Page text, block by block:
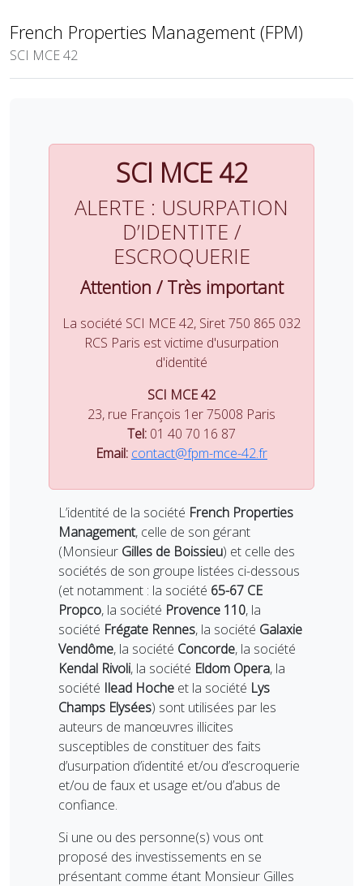
French Properties Management (FPM)
SCI MCE 42
SCI MCE 42
ALERTE : USURPATION
D’IDENTITE /
ESCROQUERIE
Attention / Très important
La société SCI MCE 42, Siret 750 865 032
RCS Paris est victime d'usurpation
d'identité
SCI MCE 42
23, rue François 1er 75008 Paris
Tel: 01 40 70 16 87
Email: contact@fpm-mce-42.fr
L’identité de la société French Properties
Management, celle de son gérant
(Monsieur Gilles de Boissieu) et celle des
sociétés de son groupe listées ci-dessous
(et notamment : la société 65-67 CE
Propco, la société Provence 110, la
société Frégate Rennes, la société Galaxie
Vendôme, la société Concorde, la société
Kendal Rivoli, la société Eldom Opera, la
société Ilead Hoche et la société Lys
Champs Elysées) sont utilisées par les
auteurs de manœuvres illicites
susceptibles de constituer des faits
d’usurpation d’identité et/ou d’escroquerie
et/ou de faux et usage et/ou d’abus de
confiance.
Si une ou des personne(s) vous ont
proposé des investissements en se
présentant comme étant Monsieur Gilles